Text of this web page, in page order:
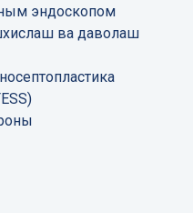
эндоскопом
ва даволаш